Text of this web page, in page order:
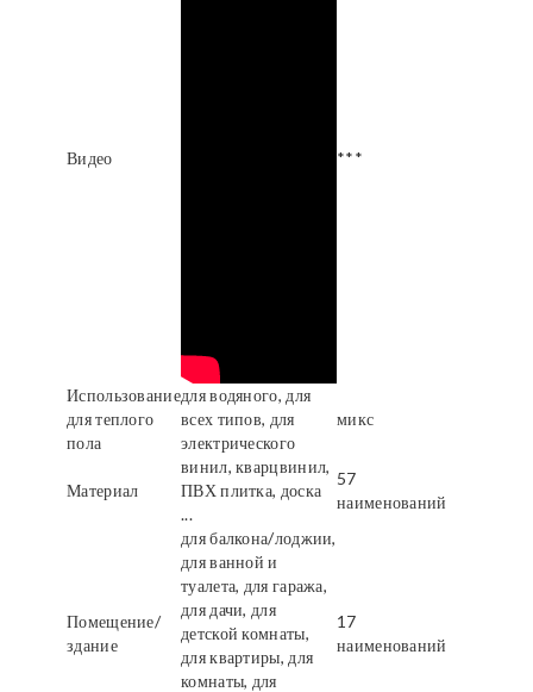
Видео ***
Использование
для теплого
пола
для водяного, для
всех типов, для
электрического
микс
Материал
винил, кварцвинил,
ПВХ плитка, доска
...
57
наименований
Помещение/
здание
для балкона/лоджии,
для ванной и
туалета, для гаража,
для дачи, для
детской комнаты,
для квартиры, для
комнаты, для
17
наименований